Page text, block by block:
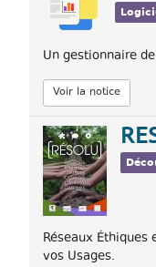
Un gestionnaire
Voir la notice
Réseaux Éthiques
vos Usages.